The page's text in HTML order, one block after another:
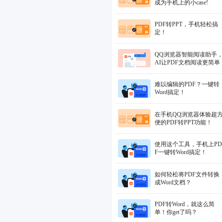
成为手机上的小case!
PDF转PPT，手机轻松搞
定！
QQ浏览器智能阅读助手
AI让PDF文档阅读更简单
难以编辑的PDF？一键转
Word搞定！
在手机QQ浏览器体验超
便的PDF转PPT功能！
使用这个工具，手机上PD
F一键转Word搞定！
如何轻松将PDF文件转换
成Word文档？
PDF转Word，就这么简
单！你get了吗？